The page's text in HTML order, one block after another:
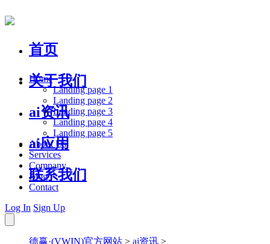
首页
关于我们
ai资讯
ai应用
联系我们
Home
Landing page 1
Landing page 2
Landing page 3
Landing page 4
Landing page 5
About Us
Services
Company
Blog
Contact
Log In Sign Up
德赢·(VWIN)官方网站 > ai资讯 >